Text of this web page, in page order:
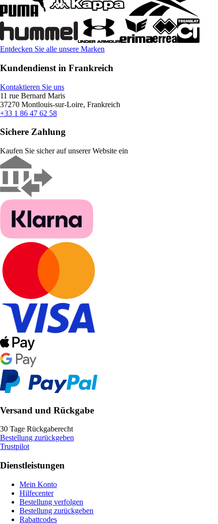
Entdecken Sie alle unsere Marken
Kundendienst in Frankreich
Kontaktieren Sie uns
11 rue Bernard Maris
37270 Montlouis-sur-Loire, Frankreich
+33 1 86 47 62 58
Sichere Zahlung
Kaufen Sie sicher auf unserer Website ein
Versand und Rückgabe
30 Tage Rückgaberecht
Bestellung zurückgeben
Trustpilot
Dienstleistungen
Mein Konto
Hilfecenter
Bestellung verfolgen
Bestellung zurückgeben
Rabattcodes